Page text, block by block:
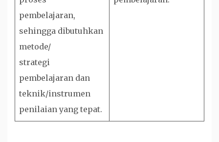
pembelajaran,
sehingga dibutuhkan
metode/
strategi
pembelajaran dan
teknik/instrumen
penilaian yang tepat.